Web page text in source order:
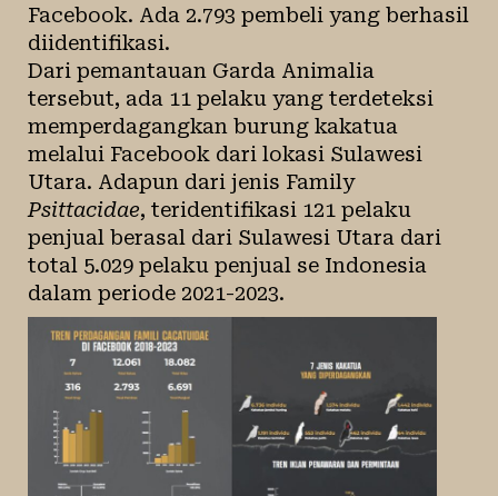
Facebook. Ada 2.793 pembeli yang berhasil
diidentifikasi.
Dari pemantauan Garda Animalia
tersebut, ada 11 pelaku yang terdeteksi
memperdagangkan burung kakatua
melalui Facebook dari lokasi Sulawesi
Utara. Adapun dari jenis Family
Psittacidae, teridentifikasi 121 pelaku
penjual berasal dari Sulawesi Utara dari
total 5.029 pelaku penjual se Indonesia
dalam periode 2021-2023.